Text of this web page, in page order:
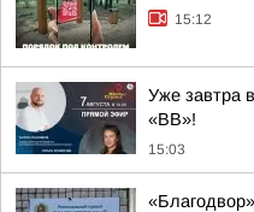
15:12
Уже завтра
«ВВ»!
15:03